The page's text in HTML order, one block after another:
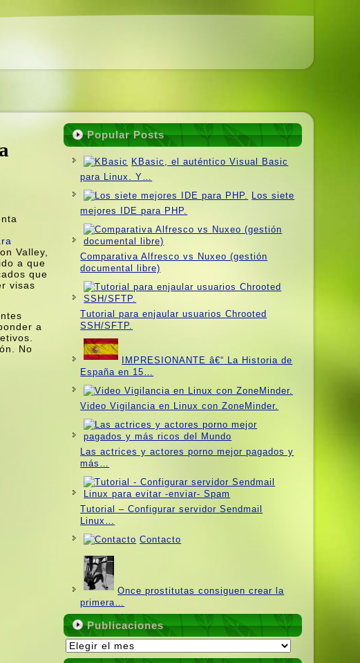
Valley,
a que
que
visas
a
No
Popular Posts
KBasic, el auténtico Visual Basic
para Linux. Y…
Los siete
mejores IDE para PHP.
Comparativa Alfresco vs Nuxeo (gestión
documental libre)
Tutorial para enjaular usuarios Chrooted
SSH/SFTP.
IMPRESIONANTE â€“ La Historia de
España en 15…
Video Vigilancia en Linux con ZoneMinder.
Las actrices y actores porno mejor pagados y
más…
Tutorial – Configurar servidor Sendmail
Linux…
Contacto
Once prostitutas consiguen crear la
primera…
Publicaciones
Publicaciones